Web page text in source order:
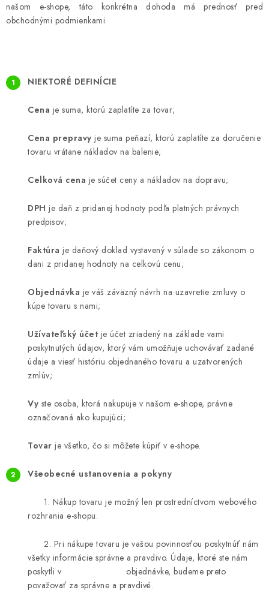
našom e-shope, táto konkrétna dohoda má prednosť pred
obchodnými podmienkami.
NIEKTORÉ DEFINÍCIE
Cena je suma, ktorú zaplatíte za tovar;
Cena prepravy je suma peňazí, ktorú zaplatíte za doručenie
tovaru vrátane nákladov na balenie;
Celková cena je súčet ceny a nákladov na dopravu;
DPH je daň z pridanej hodnoty podľa platných právnych
predpisov;
Faktúra je daňový doklad vystavený v súlade so zákonom o
dani z pridanej hodnoty na celkovú cenu;
Objednávka je váš záväzný návrh na uzavretie zmluvy o
kúpe tovaru s nami;
Užívateľský účet je účet zriadený na základe vami
poskytnutých údajov, ktorý vám umožňuje uchovávať zadané
údaje a viesť históriu objednaného tovaru a uzatvorených
zmlúv;
Vy ste osoba, ktorá nakupuje v našom e-shope, právne
označovaná ako kupujúci;
Tovar je všetko, čo si môžete kúpiť v e-shope.
Všeobecné ustanovenia a pokyny
1. Nákup tovaru je možný len prostredníctvom webového
rozhrania e-shopu.
2. Pri nákupe tovaru je vašou povinnosťou poskytnúť nám
všetky informácie správne a pravdivo. Údaje, ktoré ste nám
poskytli v objednávke, budeme preto
považovať za správne a pravdivé.